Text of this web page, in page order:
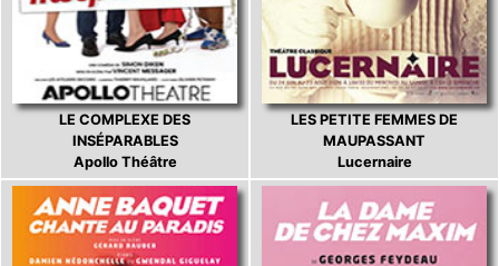
LE COMPLEXE DES
INSÉPARABLES
Apollo Théâtre
LES PETITE FEMMES DE
MAUPASSANT
Lucernaire